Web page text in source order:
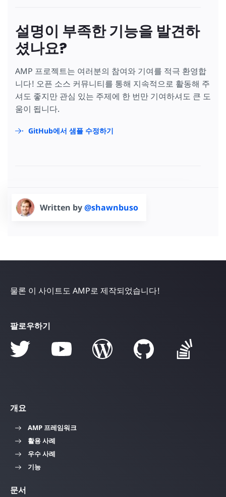
설명이 부족한 기능을 발견하
셨나요?
AMP 프로젝트는 여러분의 참여와 기여를 적극 환영합
니다! 오픈 소스 커뮤니티를 통해 지속적으로 활동해 주
셔도 좋지만 관심 있는 주제에 한 번만 기여하셔도 큰 도
움이 됩니다.
GitHub에서 샘플 수정하기
Written by@shawnbuso
물론 이 사이트도 AMP로 제작되었습니다!
팔로우하기
개요
AMP 프레임워크
활용 사례
우수 사례
기능
문서